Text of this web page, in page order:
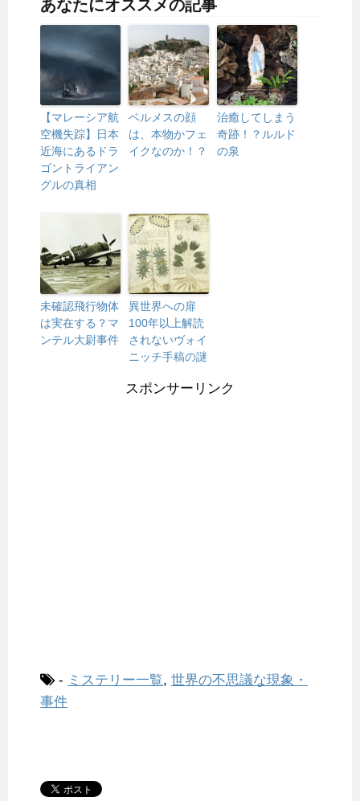
あなたにオススメの記事
【マレーシア航
空機失踪】日本
近海にあるドラ
ゴントライアン
グルの真相
ベルメスの顔
は、本物かフェ
イクなのか！？
治癒してしまう
奇跡！？ルルド
の泉
未確認飛行物体
は実在する？マ
ンテル大尉事件
異世界への扉
100年以上解読
されないヴォイ
ニッチ手稿の謎
スポンサーリンク
- ミステリー一覧, 世界の不思議な現象・
事件